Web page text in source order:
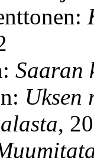
Saaran
Uksen
,